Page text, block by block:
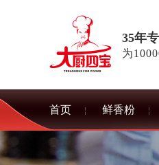
35年
为
首页 鲜香粉